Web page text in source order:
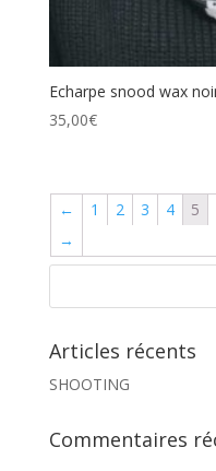
Echarpe snood wax
35,00€
← 1 2 3 4 5
→
Articles récents
SHOOTING
Commentaires